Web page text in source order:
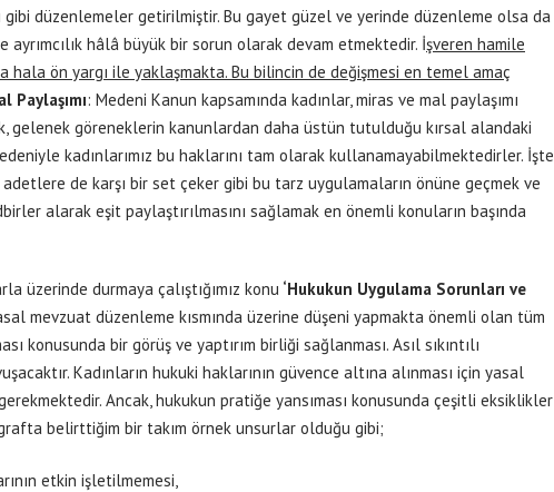
gibi düzenlemeler getirilmiştir. Bu gayet güzel ve yerinde düzenleme olsa da
ayrımcılık hâlâ büyük bir sorun olarak devam etmektedir. İşveren hamile
hala ön yargı ile yaklaşmakta. Bu bilincin de değişmesi en temel amaç
Paylaşımı: Medeni Kanun kapsamında kadınlar, miras ve mal paylaşımı
gelenek göreneklerin kanunlardan daha üstün tutulduğu kırsal alandaki
kadınlarımız bu haklarını tam olarak kullanamayabilmektedirler. İşte
de karşı bir set çeker gibi bu tarz uygulamaların önüne geçmek ve
alarak eşit paylaştırılmasını sağlamak en önemli konuların başında
üzerinde durmaya çalıştığımız konu ‘Hukukun Uygulama Sorunları ve
mevzuat düzenleme kısmında üzerine düşeni yapmakta önemli olan tüm
konusunda bir görüş ve yaptırım birliği sağlanması. Asıl sıkıntılı
Kadınların hukuki haklarının güvence altına alınması için yasal
Ancak, hukukun pratiğe yansıması konusunda çeşitli eksiklikler
belirttiğim bir takım örnek unsurlar olduğu gibi;
etkin işletilmemesi,